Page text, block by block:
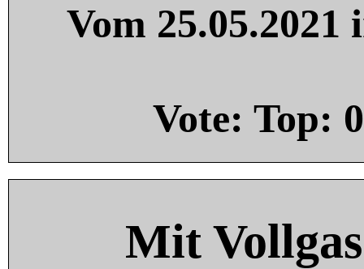
Vom
Vote: Top: 0
Mit